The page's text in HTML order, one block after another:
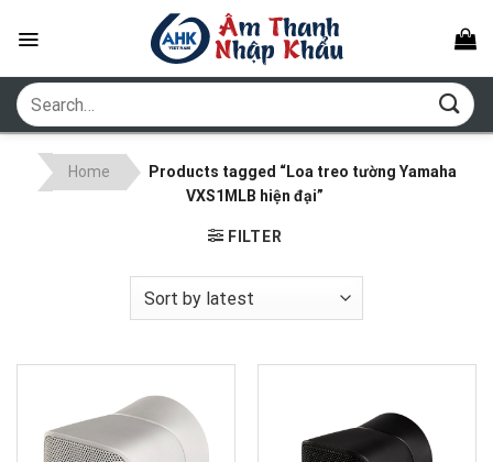
Search
for:
Home
Products tagged “Loa treo tường Yamaha
VXS1MLB hiện đại”
FILTER